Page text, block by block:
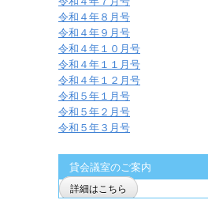
令和４年８月号
令和４年９月号
令和４年１０月号
令和４年１１月号
令和４年１２月号
令和５年１月号
令和５年２月号
令和５年３月号
貸会議室のご案内
詳細はこちら